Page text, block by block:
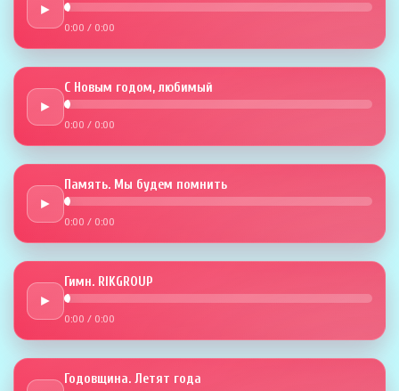
►
0:00 / 0:00
►
С Новым годом, любимый
0:00 / 0:00
►
Память. Мы будем помнить
0:00 / 0:00
►
Гимн. RIKGROUP
0:00 / 0:00
Годовщина. Летят года